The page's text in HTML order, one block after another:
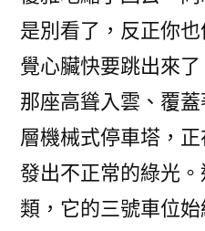
是別看了，反正你
覺心臟快要跳出來
那座高聳入雲、覆
層機械式停車塔，
發出不正常的綠光
類，它的三號車位